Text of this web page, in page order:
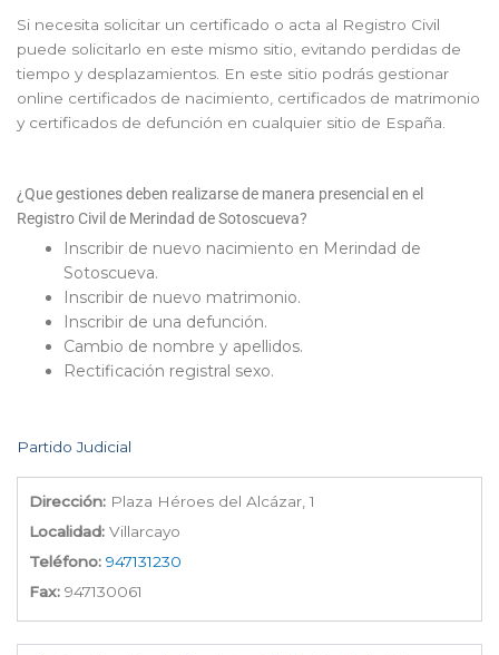
Si necesita solicitar un certificado o acta al Registro Civil
puede solicitarlo en este mismo sitio, evitando perdidas de
tiempo y desplazamientos. En este sitio podrás gestionar
online certificados de nacimiento, certificados de matrimonio
y certificados de defunción en cualquier sitio de España.
¿Que gestiones deben realizarse de manera presencial en el
Registro Civil de Merindad de Sotoscueva?
Inscribir de nuevo nacimiento en Merindad de
Sotoscueva.
Inscribir de nuevo matrimonio.
Inscribir de una defunción.
Cambio de nombre y apellidos.
Rectificación registral sexo.
Partido Judicial
Dirección: Plaza Héroes del Alcázar, 1
Localidad: Villarcayo
Teléfono: 947131230
Fax: 947130061